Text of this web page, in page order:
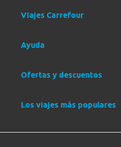
Viajes Carrefour
Ayuda
Ofertas y descuentos
Los viajes más populares